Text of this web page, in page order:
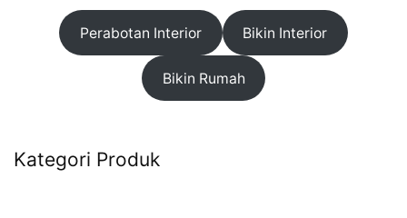
Perabotan Interior Bikin Interior
Bikin Rumah
Kategori Produk